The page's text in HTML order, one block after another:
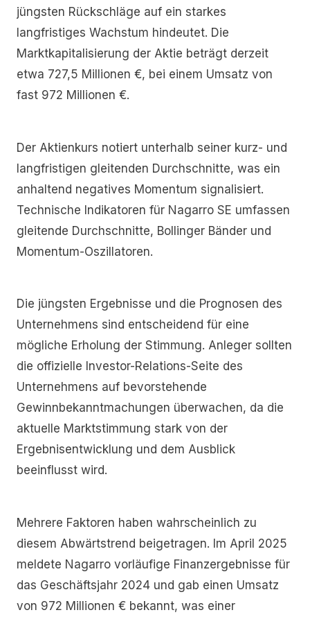
jüngsten Rückschläge auf ein starkes
langfristiges Wachstum hindeutet. Die
Marktkapitalisierung der Aktie beträgt derzeit
etwa 727,5 Millionen €, bei einem Umsatz von
fast 972 Millionen €.
Der Aktienkurs notiert unterhalb seiner kurz- und
langfristigen gleitenden Durchschnitte, was ein
anhaltend negatives Momentum signalisiert.
Technische Indikatoren für Nagarro SE umfassen
gleitende Durchschnitte, Bollinger Bänder und
Momentum-Oszillatoren.
Die jüngsten Ergebnisse und die Prognosen des
Unternehmens sind entscheidend für eine
mögliche Erholung der Stimmung. Anleger sollten
die offizielle Investor-Relations-Seite des
Unternehmens auf bevorstehende
Gewinnbekanntmachungen überwachen, da die
aktuelle Marktstimmung stark von der
Ergebnisentwicklung und dem Ausblick
beeinflusst wird.
Mehrere Faktoren haben wahrscheinlich zu
diesem Abwärtstrend beigetragen. Im April 2025
meldete Nagarro vorläufige Finanzergebnisse für
das Geschäftsjahr 2024 und gab einen Umsatz
von 972 Millionen € bekannt, was einer